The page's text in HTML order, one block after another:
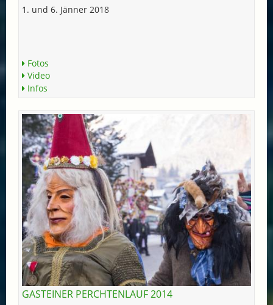
1. und 6. Jänner 2018
Fotos
Video
Infos
GASTEINER PERCHTENLAUF 2014